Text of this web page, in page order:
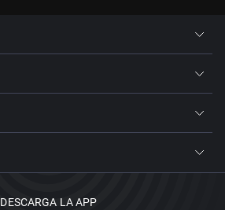
DESCARGA LA APP